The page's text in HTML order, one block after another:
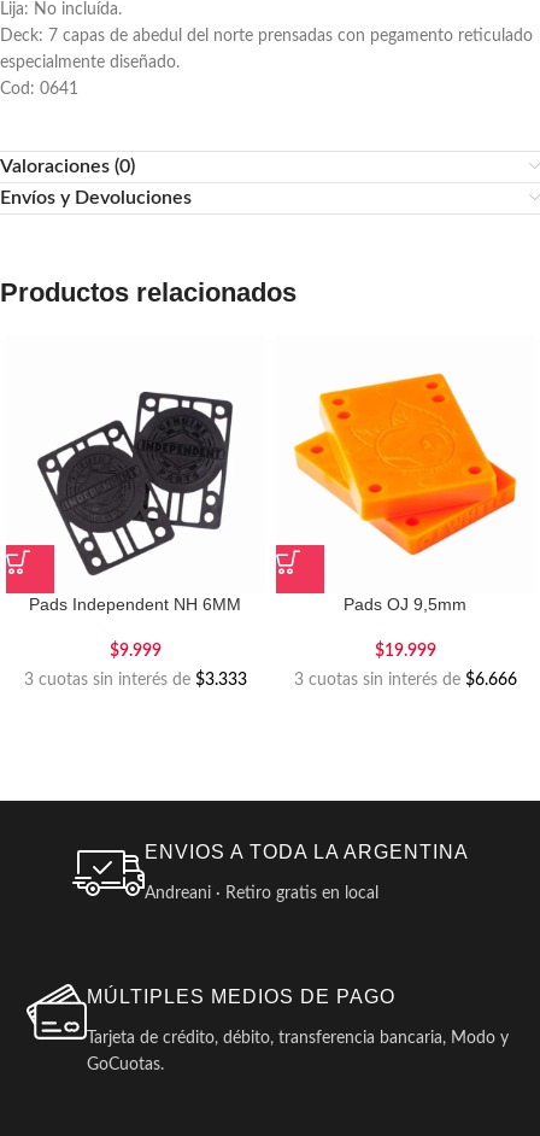
Lija: No incluída.
Deck: 7 capas de abedul del norte prensadas con pegamento reticulado
especialmente diseñado.
Cod: 0641
Valoraciones (0)
Envíos y Devoluciones
Productos relacionados
Pads Independent NH 6MM
$9.999
3 cuotas sin interés de $3.333
Pads OJ 9,5mm
$19.999
3 cuotas sin interés de $6.666
ENVIOS A TODA LA ARGENTINA
Andreani · Retiro gratis en local
MÚLTIPLES MEDIOS DE PAGO
Tarjeta de crédito, débito, transferencia bancaria, Modo y
GoCuotas.